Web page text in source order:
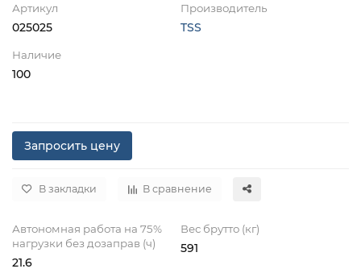
Артикул
025025
Производитель
TSS
Наличие
100
Запросить цену
В закладки В сравнение
Автономная работа на 75%
нагрузки без дозаправ (ч)
21.6
Вес брутто (кг)
591